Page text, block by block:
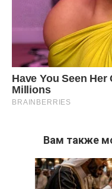
Вам также